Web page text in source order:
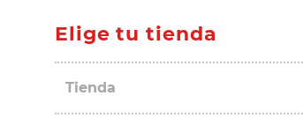
Elige tu tienda
Tienda